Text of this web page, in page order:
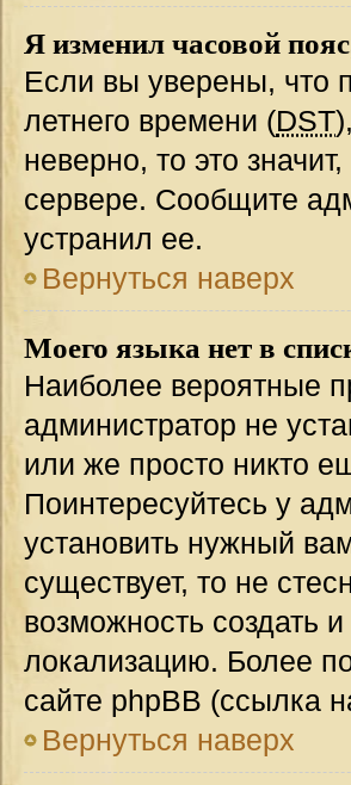
Я изменил часовой
Если вы уверены, что
летнего времени (DST
неверно, то это
сервере. Сообщите
устранил ее.
Вернуться наверх
Моего языка нет в
Наиболее вероятные
администратор не
или же просто никто
Поинтересуйтесь у
установить нужный
существует, то не
возможность создать
локализацию. Более
сайте phpBB (ссылка
Вернуться наверх